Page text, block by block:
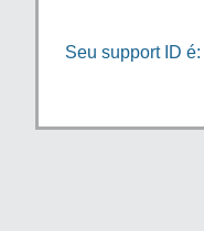
Seu support ID é: